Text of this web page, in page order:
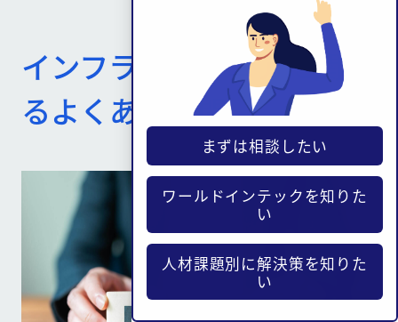
インフラエンジニアに関す
るよくある質問
まずは相談したい
ワールドインテックを知りた
い
人材課題別に解決策を知りた
い